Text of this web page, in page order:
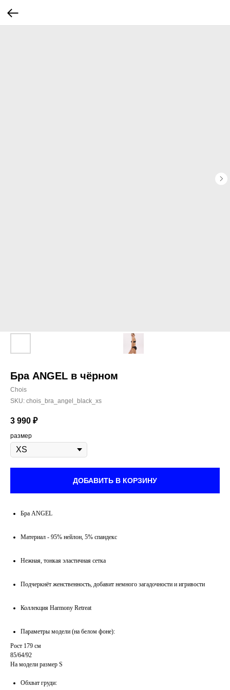
Бра ANGEL в чёрном
Chois
SKU: chois_bra_angel_black_xs
3 990 ₽
размер
ДОБАВИТЬ В КОРЗИНУ
Бра ANGEL
Материал - 95% нейлон, 5% спандекс
Нежная, тонкая эластичная сетка
Подчеркнёт женственность, добавит немного загадочности и игривости
Коллекция Harmony Retreat
Параметры модели (на белом фоне):
Рост 179 см
85/64/92
На модели размер S
Обхват груди: